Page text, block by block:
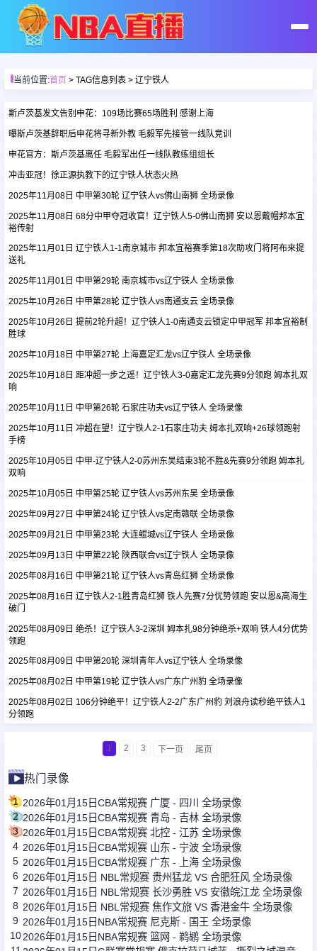
首页
足球直播
篮球直播
足球录像
篮球录像
足球集锦
篮球集锦
足球新闻
当前位置:首页 > TAG信息列表 > 辽宁铁人
斯卢茨基发文告别申花：109场比赛65场胜利 感谢上海
曝斯卢茨基辞职后申花将寻新外教 毛毅军先接管一线队竞训
申花官方：斯卢茨基离任 毛毅军出任一线队教练组组长
冲击亚冠！徐正源执教下的辽宁铁人状态火热
2025年11月08日 中甲第30轮 辽宁铁人vs佛山南狮 全场录像
2025年11月08日 68分中甲夺冠收官！辽宁铁人5-0佛山南狮 安以恩戴帽邦本宜
裕传射
2025年11月01日 辽宁铁人1-1南京城市 邦本宜裕赛季第18次助攻门将阿布来提
送礼
2025年11月01日 中甲第29轮 南京城市vs辽宁铁人 全场录像
2025年10月26日 中甲第28轮 辽宁铁人vs南通支云 全场录像
2025年10月26日 提前2轮升超！辽宁铁人1-0南通支云锁定中甲冠军 邦本宜裕制
胜球
2025年10月18日 中甲第27轮 上海嘉定汇龙vs辽宁铁人 全场录像
2025年10月18日 距冲超一步之遥！辽宁铁人3-0嘉定汇龙先赛9分领跑 姆本扎双
响
2025年10月11日 中甲第26轮 石家庄功夫vs辽宁铁人 全场录像
2025年10月11日 冲超在望！辽宁铁人2-1石家庄功夫 姆本扎双响+26球领跑射
手榜
2025年10月05日 中甲-辽宁铁人2-0苏州东吴结束3轮不胜&先赛9分领跑 姆本扎
双响
2025年10月05日 中甲第25轮 辽宁铁人vs苏州东吴 全场录像
2025年09月27日 中甲第24轮 辽宁铁人vs定南赣联 全场录像
2025年09月21日 中甲第23轮 大连鲲城vs辽宁铁人 全场录像
2025年09月13日 中甲第22轮 陕西联合vs辽宁铁人 全场录像
2025年08月16日 中甲第21轮 辽宁铁人vs青岛红狮 全场录像
2025年08月16日 辽宁铁人2-1胜青岛红狮 铁人先赛7分优势领跑 安以恩&高海生
破门
2025年08月09日 绝杀！辽宁铁人3-2深圳 姆本扎98分钟绝杀+双响 铁人4分优势
领跑
2025年08月09日 中甲第20轮 深圳青年人vs辽宁铁人 全场录像
2025年08月02日 中甲第19轮 辽宁铁人vs广东广州豹 全场录像
2025年08月02日 106分钟绝平！辽宁铁人2-2广东广州豹 刘浪舟读秒绝平铁人1
分领跑
1 2 3 下一页 尾页
热门录像
1 2026年01月15日CBA常规赛 广厦 - 四川 全场录像
2 2026年01月15日CBA常规赛 青岛 - 吉林 全场录像
3 2026年01月15日CBA常规赛 北控 - 江苏 全场录像
4 2026年01月15日CBA常规赛 山东 - 宁波 全场录像
5 2026年01月15日CBA常规赛 广东 - 上海 全场录像
6 2026年01月15日 NBL常规赛 贵州猛龙 VS 合肥狂风 全场录像
7 2026年01月15日 NBL常规赛 长沙勇胜 VS 安徽皖江龙 全场录像
8 2026年01月15日 NBL常规赛 焦作文旅 VS 香港金牛 全场录像
9 2026年01月15日NBA常规赛 尼克斯 - 国王 全场录像
102026年01月15日NBA常规赛 篮网 - 鹈鹕 全场录像